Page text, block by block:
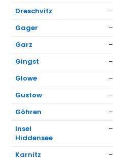
Dreschvitz
–
Gager
–
Garz
–
Gingst
–
Glowe
–
Gustow
–
Göhren
–
Insel
Hiddensee
–
Karnitz –